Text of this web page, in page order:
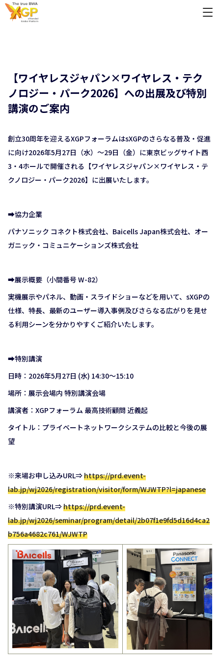
【ワイヤレスジャパン×ワイヤレス・テク
ノロジー・パーク2026】への出展及び特別
講演のご案内
創立30周年を迎えるXGPフォーラムはsXGPのさらなる普及・促進
に向け2026年5月27日（水）～29日（金）に東京ビッグサイト西
3・4ホールで開催される【ワイヤレスジャパン×ワイヤレス・テ
クノロジー・パーク2026】に出展いたします。
➡協力企業
パナソニック コネクト株式会社、Baicells Japan株式会社、オー
ガニック・コミュニケーションズ株式会社
➡展示概要（小間番号 W-82）
実機展示やパネル、動画・スライドショーなどを用いて、sXGPの
仕様、特長、最新のユーザー導入事例及びさらなる広がりを見せ
る利用シーンを分かりやすくご紹介いたします。
➡特別講演
日時：2026年5月27日 (水) 14:30～15:10
場所：展示会場内 特別講演会場
講演者：XGPフォーラム 最高技術顧問 近義起
タイトル：プライベートネットワークシステムの比較と今後の展
望
※来場お申し込みURL⇒https://prd.event-
lab.jp/wj2026/registration/visitor/form/WJWTP?l=japanese
※特別講演URL⇒https://prd.event-
lab.jp/wj2026/seminar/program/detail/2b07f1e9fd5d16d4ca2
b756a4682c761/WJWTP